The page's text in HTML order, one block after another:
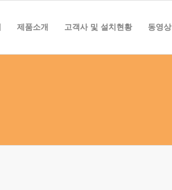
제품소개 고객사 및 설치현황 동영상